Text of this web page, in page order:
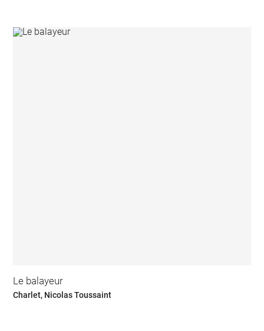
Le balayeur
Charlet, Nicolas Toussaint